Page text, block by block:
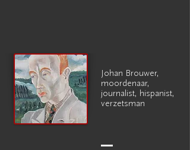
Johan Brouwer,
moordenaar,
journalist, hispanist,
verzetsman